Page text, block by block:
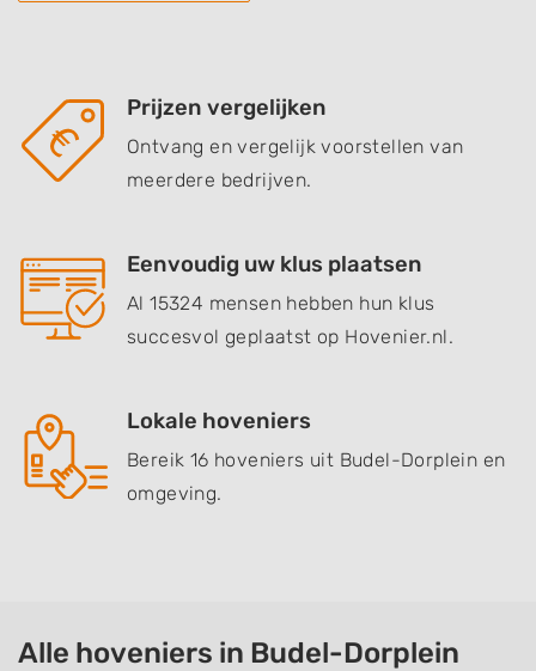
Prijzen vergelijken
Ontvang en vergelijk voorstellen van
meerdere bedrijven.
Eenvoudig uw klus plaatsen
Al 15324 mensen hebben hun klus
succesvol geplaatst op Hovenier.nl.
Lokale hoveniers
Bereik 16 hoveniers uit Budel-Dorplein en
omgeving.
Alle hoveniers in Budel-Dorplein